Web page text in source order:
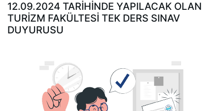
12.09.2024 TARİHİNDE YAPILACAK OLAN
TURİZM FAKÜLTESİ TEK DERS SINAV
DUYURUSU